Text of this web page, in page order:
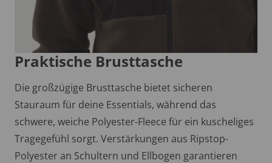
Praktische Brusttasche
Die großzügige Brusttasche bietet sicheren
Stauraum für deine Essentials, während das
schwere, weiche Polyester-Fleece für ein kuscheliges
Tragegefühl sorgt. Verstärkungen aus Ripstop-
Polyester an Schultern und Ellbogen garantieren